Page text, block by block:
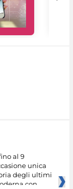
al 9
unica
degli ultimi
con